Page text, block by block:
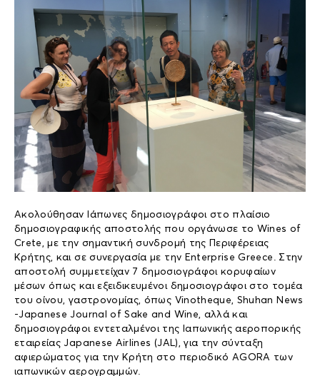
Ακολούθησαν Ιάπωνες δημοσιογράφοι στο πλαίσιο
δημοσιογραφικής αποστολής που οργάνωσε το Wines of
Crete, με την σημαντική συνδρομή της Περιφέρειας
Κρήτης, και σε συνεργασία με την Enterprise Greece. Στην
αποστολή συμμετείχαν 7 δημοσιογράφοι κορυφαίων
μέσων όπως και εξειδικευμένοι δημοσιογράφοι στο τομέα
του οίνου, γαστρονομίας, όπως Vinotheque, Shuhan News
-Japanese Journal of Sake and Wine, αλλά και
δημοσιογράφοι εντεταλμένοι της Ιαπωνικής αεροπορικής
εταιρείας Japanese Airlines (JAL), για την σύνταξη
αφιερώματος για την Κρήτη στο περιοδικό AGORA των
ιαπωνικών αερογραμμών.